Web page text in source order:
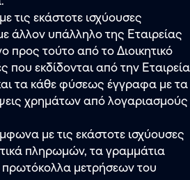
τις εκάστοτε ισχύουσες
άλλον υπάλληλο της Εταιρείας
προς τούτο από το Διοικητικό
που εκδίδονται από την Εταιρεία
τα κάθε φύσεως έγγραφα με τα
χρημάτων από λογαριασμούς
με τις εκάστοτε ισχύουσες
πληρωμών, τα γραμμάτια
μετρήσεων του